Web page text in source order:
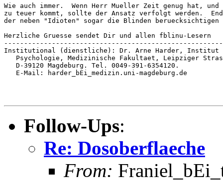
Wie auch immer.  Wenn Herr Mueller Zeit genug hat,
zu teuer kommt, sollte der Ansatz verfolgt werden.
der neben "Idioten" sogar die Blinden
Herzliche Gruesse sendet Dir und allen fblinu-Lesern
Institutional (dienstliche): Dr. Arne Harder, Institut
Psychologie, Medizinische Fakultaet, Leipziger
   D-39120 Magdeburg. Tel. 0049-391-6354120.
   E-Mail: harder_bEi_medizin.uni-magdeburg.de
Follow-Ups:
Re: Dosoberflaeche
From: